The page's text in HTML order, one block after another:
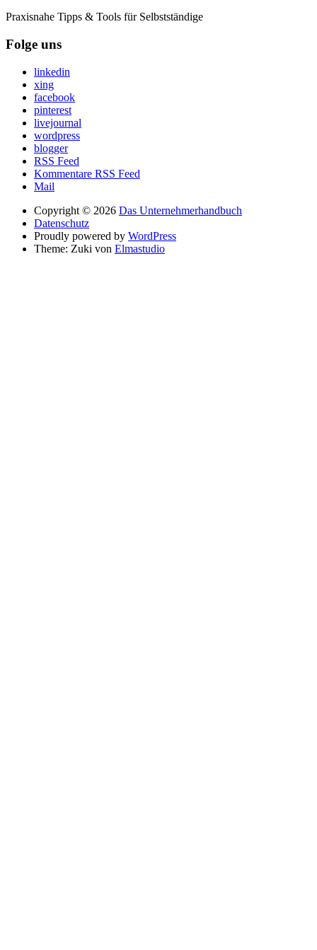
Praxisnahe Tipps & Tools für Selbstständige
Folge uns
linkedin
xing
facebook
pinterest
livejournal
wordpress
blogger
RSS Feed
Kommentare RSS Feed
Mail
Copyright © 2026 Das Unternehmerhandbuch
Datenschutz
Proudly powered by WordPress
Theme: Zuki von Elmastudio